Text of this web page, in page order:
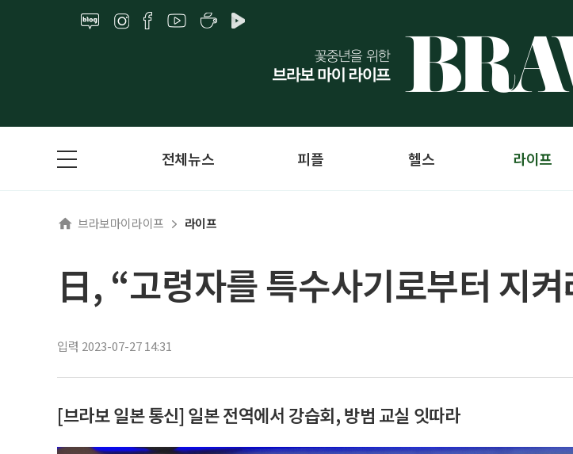
전체뉴스 피플 헬스 라이프
브라보마이라이프 라이프
日, “고령자를 특수사기로부터 지
입력 2023-07-27 14:31
[브라보 일본 통신] 일본 전역에서 강습회, 방범 교실 잇따라